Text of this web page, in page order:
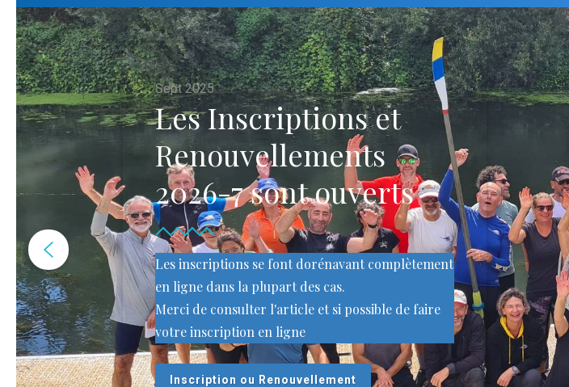
Sept 2025
Les Inscriptions et
Renouvellements
2026-7 sont ouverts
Les inscriptions se font dorénavant complètement
en ligne dans la plupart des cas.
Merci de consulter l'article et si possible de faire
votre inscription en ligne
Inscription ou Renouvellement